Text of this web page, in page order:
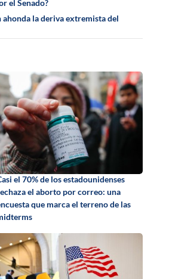
el Senado?
la deriva extremista del
el 70% de los estadounidenses
el aborto por correo: una
que marca el terreno de las